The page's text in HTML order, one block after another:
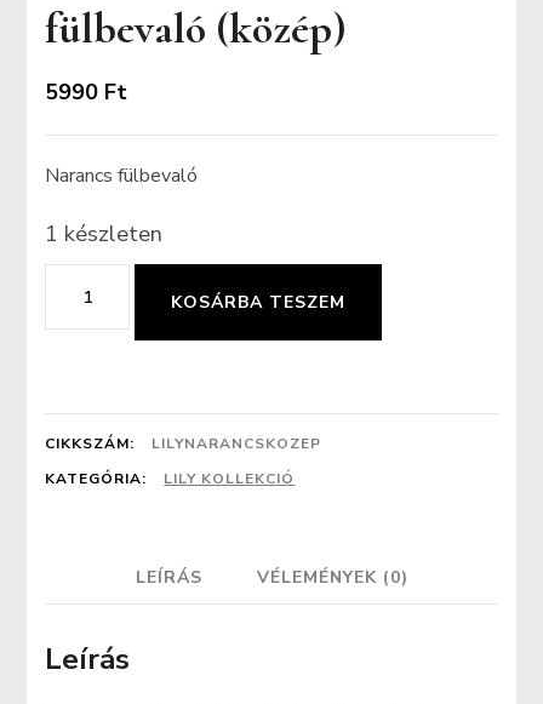
fülbevaló (közép)
5990 Ft
Narancs fülbevaló
1 készleten
Narancs
erezet
(közép)
mennyiség
KOSÁRBA TESZEM
CIKKSZÁM:
LILYNARANCSKOZEP
KATEGÓRIA:
LILY KOLLEKCIÓ
LEÍRÁS VÉLEMÉNYEK (0)
Leírás